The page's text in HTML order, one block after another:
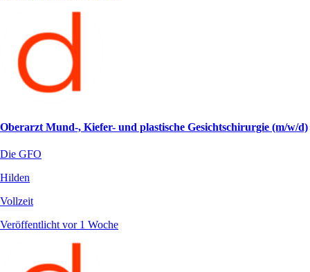
Oberarzt Mund-, Kiefer- und plastische Gesichtschirurgie (m/w/d)
Die GFO
Hilden
Vollzeit
Veröffentlicht vor 1 Woche